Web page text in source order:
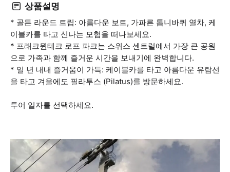
상품설명
* 골든 라운드 트립: 아름다운 보트, 가파른 톱니바퀴 열차, 케
이블카를 타고 신나는 모험을 떠나보세요.
* 프래크뮌테크 로프 파크는 스위스 센트럴에서 가장 큰 공원
으로 가족과 함께 즐거운 시간을 보내기에 완벽합니다.
* 일 년 내내 즐거움이 가득: 케이블카를 타고 아름다운 유람선
을 타고 겨울에도 필라투스 (Pilatus)를 방문하세요.
투어 일자를 선택하세요.